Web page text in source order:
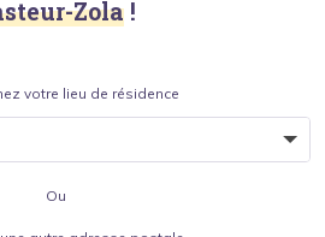
Zola !
votre lieu de résidence
Ou